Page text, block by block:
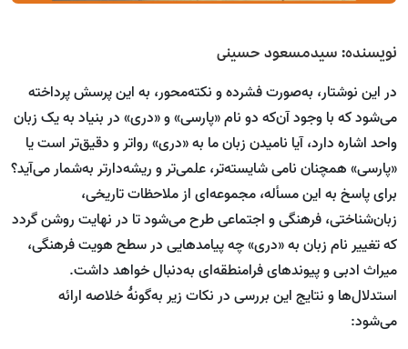
نویسنده: سیدمسعود حسینی
در این نوشتار، به‌صورت فشرده و نکته‌محور، به این پرسش پرداخته
می‌شود که با وجود آن‌که دو نام «پارسی» و «دری» در بنیاد به یک زبان
واحد اشاره دارد، آیا نامیدن زبان ما به «دری» روا‌تر و دقیق‌تر است یا
«پارسی» همچنان نامی شایسته‌تر، علمی‌تر و ریشه‌دارتر به‌شمار می‌آید؟
برای پاسخ به این مسأله، مجموعه‌ای از ملاحظات تاریخی،
زبان‌شناختی، فرهنگی و اجتماعی طرح می‌شود تا در نهایت روشن گردد
که تغییر نام زبان به «دری» چه پیامدهایی در سطح هویت فرهنگی،
میراث ادبی و پیوندهای فرامنطقه‌ای به‌دنبال خواهد داشت.
استدلال‌ها و نتایج این بررسی در نکات زیر به‌گونۀ خلاصه ارائه
می‌شود: